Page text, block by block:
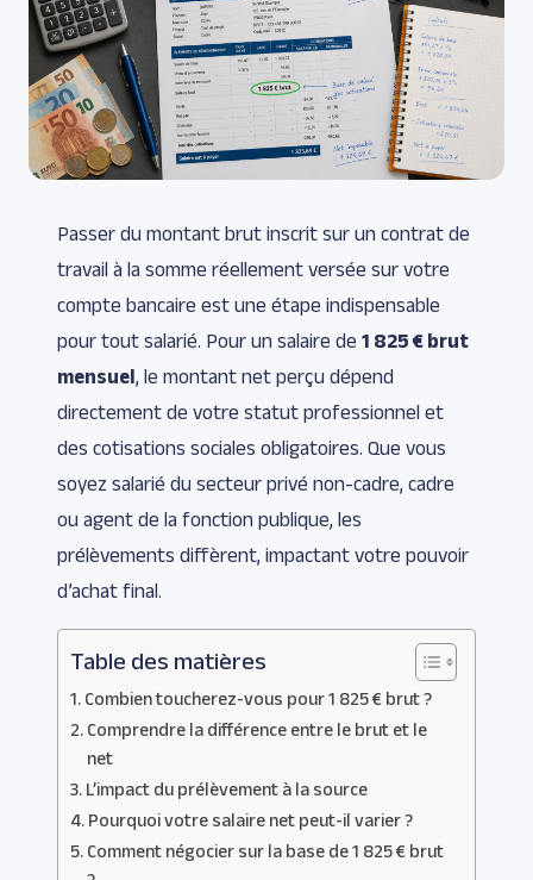
Passer du montant brut inscrit sur un contrat de
travail à la somme réellement versée sur votre
compte bancaire est une étape indispensable
pour tout salarié. Pour un salaire de 1 825 € brut
mensuel , le montant net perçu dépend
directement de votre statut professionnel et
des cotisations sociales obligatoires. Que vous
soyez salarié du secteur privé non-cadre, cadre
ou agent de la fonction publique, les
prélèvements diffèrent, impactant votre pouvoir
d’achat final.
Table des matières
Combien toucherez-vous pour 1 825 € brut ?
Comprendre la différence entre le brut et le
net
L’impact du prélèvement à la source
Pourquoi votre salaire net peut-il varier ?
Comment négocier sur la base de 1 825 € brut